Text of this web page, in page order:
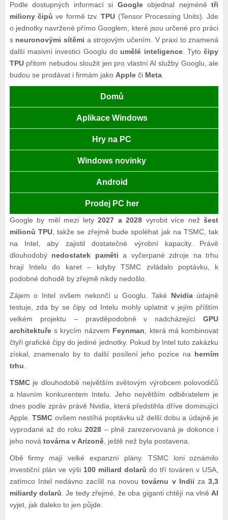
Podle dostupných informací si Googleobjednal nejménětři
miliony čipů ve formě tzv.TPU (Tensor Processing Units). Jde
o jednotky navržené přímo Googlem, které jsou určené pro práci
s neuronovými sítěmi a strojovým učením. V praxi to znamená
další masivní investici Googlu do umělé inteligence. Tytočipy
TPUpřitom nebudou sloužit jen pro vlastní AI služby Googlu, ale
budou se prodávat i firmám jako Appleči Meta.
Domů
Aplikace Windows
Hry na PC
Windows novinky
Android
Prodej PC her
Google by měl mezi lety2027 a 2028 vyrobit více nežšest
milionů TPU, takže se zřejmě bude spoléhat jak na TSMC, tak
na Intel, aby zajistil dostatečné výrobní kapacity. Právě
dlouhodobý nedostatek paměti a vyčerpané zdroje na trhu
hrají Intelu do karet – kdyby TSMC zvládalo poptávku, k
podobné dohodě by zřejmě nikdy nedošlo.
Zájem o Intel ovšem nekončí u Googlu. Také Nvidiaúdajně
testuje, zda by se čipy od Intelu mohly uplatnit v jejím příštím
velkém projektu – pravděpodobně v nadcházejícíGPU
architektuřes krycím názvem Feynman, která má kombinovat
čtyři grafické čipy do jediné jednotky. Pokud by Intel tuto zakázku
získal, znamenalo by to další posílení jeho pozice na herním
trhu.
TSMCje dlouhodobě největším světovým výrobcem polovodičů
a hlavním konkurentem Intelu. Jeho největším odběratelem je
dnes podle zpráv právě Nvidia, která předstihla dříve dominující
Apple.TSMC ovšem nestíhá poptávku už delší dobu a údajně je
vyprodané až do roku 2028– plně zarezervovaná je dokonce i
jeho nová továrna v Arizoně, ještě než byla postavena.
Obě firmy mají velké expanzní plány. TSMC loni oznámilo
investiční plán ve výši 100 miliard dolarů do tří továren v USA,
zatímco Intel nedávno zacílil na novoutovárnu v Indii za3,3
miliardy dolarů. Je tedy zřejmé, že oba giganti chtějí na vlněAI
vyjet, jak daleko to jen půjde.